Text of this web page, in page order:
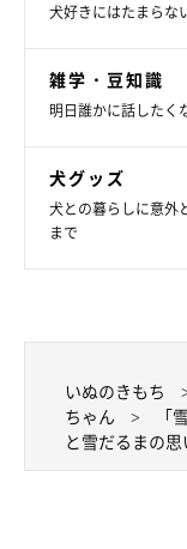
でした。かぼちゃ
犬好きにはたまらな
雑学・豆知識
明日誰かに話したく
犬グッズ
犬との暮らしに意外
まで
いぬのきもち
ちゃん
「
と雪だるまの思